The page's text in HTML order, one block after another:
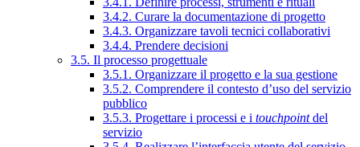
3.4.2. Curare la documentazione di progetto
3.4.3. Organizzare tavoli tecnici collaborativi
3.4.4. Prendere decisioni
3.5. Il processo progettuale
3.5.1. Organizzare il progetto e la sua gestione
3.5.2. Comprendere il contesto d’uso del servizio
pubblico
3.5.3. Progettare i processi e i touchpointdel
servizio